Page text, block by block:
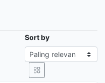
Sort by